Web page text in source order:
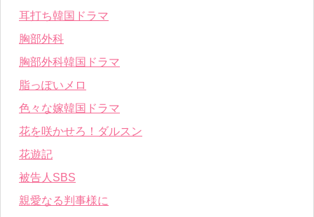
耳打ち韓国ドラマ
胸部外科
胸部外科韓国ドラマ
脂っぽいメロ
色々な嫁韓国ドラマ
花を咲かせろ！ダルスン
花遊記
被告人SBS
親愛なる判事様に